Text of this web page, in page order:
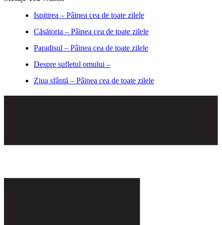
Ispitirea – Pâinea cea de toate zilele
Căsătoria – Pâinea cea de toate zilele
Paradisul – Pâinea cea de toate zilele
Despre sufletul omului –
Ziua sfântă – Pâinea cea de toate zilele